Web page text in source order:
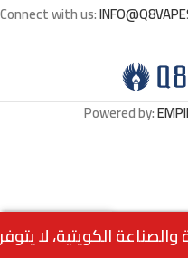
Connect with us:
Powered by:
By Sam Vape 3MG
MenuHomeWishlistCartcall us